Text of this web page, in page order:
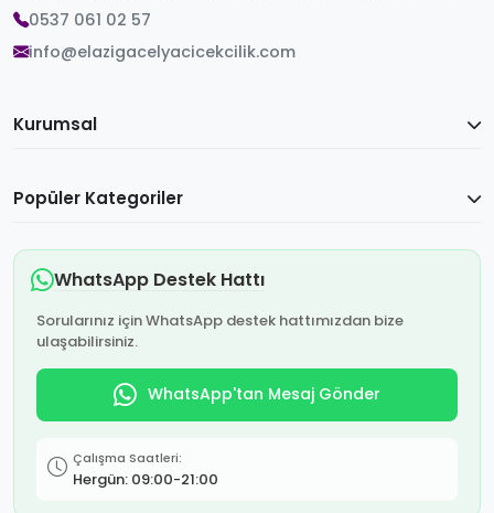
0537 061 02 57
info@elazigacelyacicekcilik.com
Kurumsal
Popüler Kategoriler
WhatsApp Destek Hattı
Sorularınız için WhatsApp destek hattımızdan bize
ulaşabilirsiniz.
WhatsApp'tan Mesaj Gönder
Çalışma Saatleri:
Hergün: 09:00-21:00